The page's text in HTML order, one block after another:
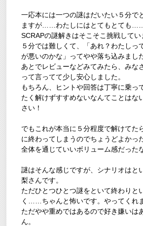
一応本には一つの謎はだいたい５分で
ますが……わたしにはとてもとても……
SCRAPの謎解きはそこそこ挑戦して
５分では難しくて、「あれ？わたしっ
が悪いのかな」ってやや落ち込みまし
あとでレビューなどみてみたら、みな
って言ってて少し安心しました。
もちろん、ヒントや回答は丁寧に乗っ
たく解けずすすめないなんてことはな
さい！
でもこれが本当に５分程度で解けてた
に終わってしまうのでちょうどよかっ
全体を通じていいボリューム感だった
謎はそんな感じですが、シナリオは
梨さんです。
ただひとつひとつ謎をといて終わりと
く……ちゃんと怖いです。やってくれ
ただやや重めではあるので好き嫌いは
ん。